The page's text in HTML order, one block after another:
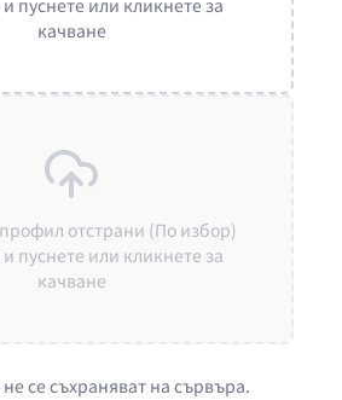
пуснете или кликнете за
качване
отстрани (По избор)
пуснете или кликнете за
качване
се съхраняват на сървъра.